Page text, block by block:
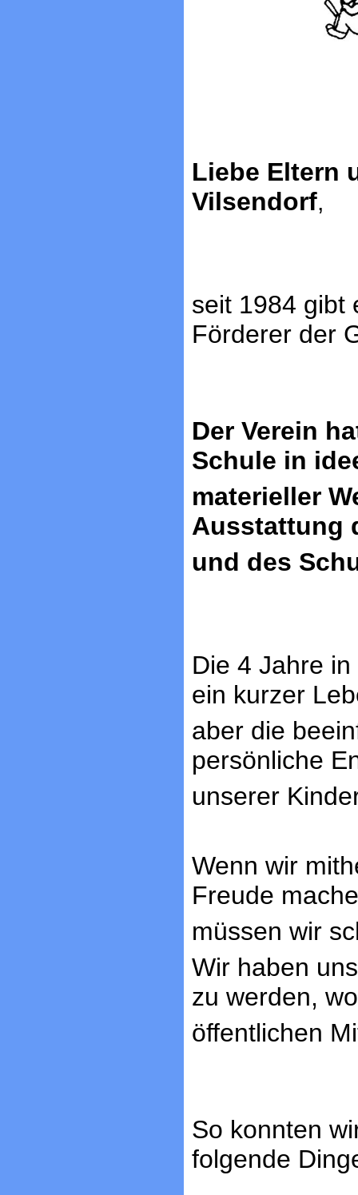
Liebe Eltern
Vilsendorf,
seit 1984 gibt
Förderer der
Der Verein
Schule in
materieller
Ausstattung
und des
Die 4 Jahre
ein kurzer
aber die
persönliche
unserer
Wenn wir
Freude
müssen wir
Wir haben
zu werden,
öffentlichen
So konnten
folgende